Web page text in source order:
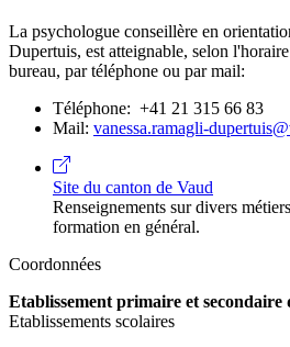
La psychologue conseillère en
Dupertuis, est atteignable, selon
bureau, par téléphone ou par mail:
Téléphone: +41 21 315 66 83
Mail: vanessa.ramagli-
Site du canton de Vaud
Renseignements sur divers
formation en général.
Coordonnées
Etablissement primaire et secondaire
Etablissements scolaires